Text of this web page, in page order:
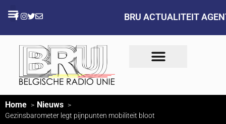
BRU ACTUALITEIT
Home Nieuws
Gezinsbarometer legt pijnpunten mobiliteit bloot